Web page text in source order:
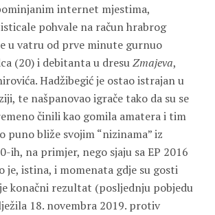
internet mjestima,
pohvale na račun hrabrog
u vatru od prve minute gurnuo
(20) i debitanta u dresuZmajeva,
Hadžibegić je ostao istrajan u
te našpanovao igrače tako da su se
činili kao gomila amatera i tim
puno bliže svojim “nizinama” iz
ih, na primjer, nego sjaju sa EP 2016
je, istina, i momenata gdje su gosti
konačni rezultat (posljednju pobjedu
18. novembra 2019. protiv